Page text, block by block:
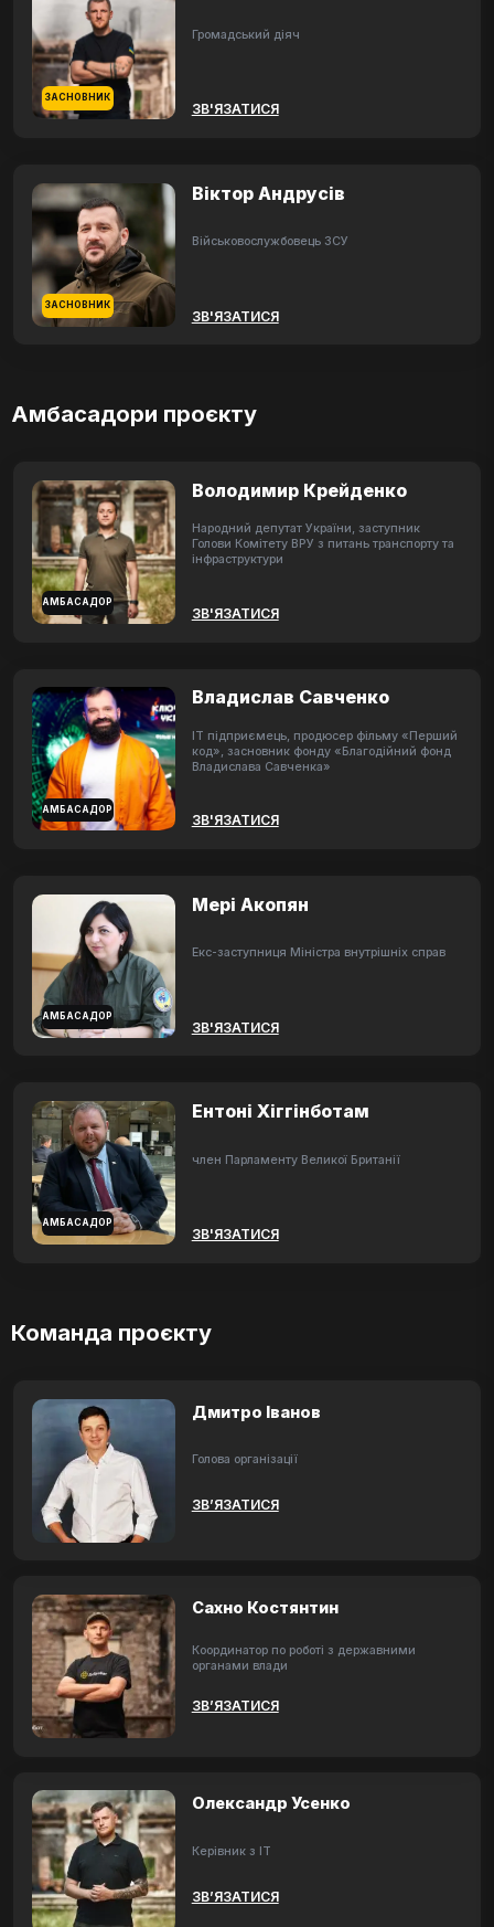
ЗАСНОВНИК
Громадський діяч
ЗВ'ЯЗАТИСЯ
ЗАСНОВНИК
Віктор Андрусів
Військовослужбовець ЗСУ
ЗВ'ЯЗАТИСЯ
Амбасадори проєкту
АМБАСАДОР
Володимир Крейденко
Народний депутат України, заступник
Голови Комітету ВРУ з питань транспорту та
інфраструктури
ЗВ'ЯЗАТИСЯ
АМБАСАДОР
Владислав Савченко
ІТ підприємець, продюсер фільму «Перший
код», засновник фонду «Благодійний фонд
Владислава Савченка»
ЗВ'ЯЗАТИСЯ
АМБАСАДОР
Мері Акопян
Екс-заступниця Міністра внутрішніх справ
ЗВ'ЯЗАТИСЯ
АМБАСАДОР
Ентоні Хіггінботам
член Парламенту Великої Британії
ЗВ'ЯЗАТИСЯ
Команда проєкту
Дмитро Іванов
Голова організації
ЗВ’ЯЗАТИСЯ
Сахно Костянтин
Координатор по роботі з державними
органами влади
ЗВ’ЯЗАТИСЯ
Олександр Усенко
Керівник з ІТ
ЗВ’ЯЗАТИСЯ